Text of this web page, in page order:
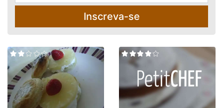
Inscreva-se